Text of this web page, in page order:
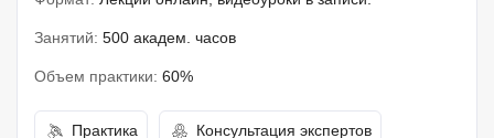
Занятий: 500 академ. часов
Объем практики: 60%
Практика Консультация экспертов